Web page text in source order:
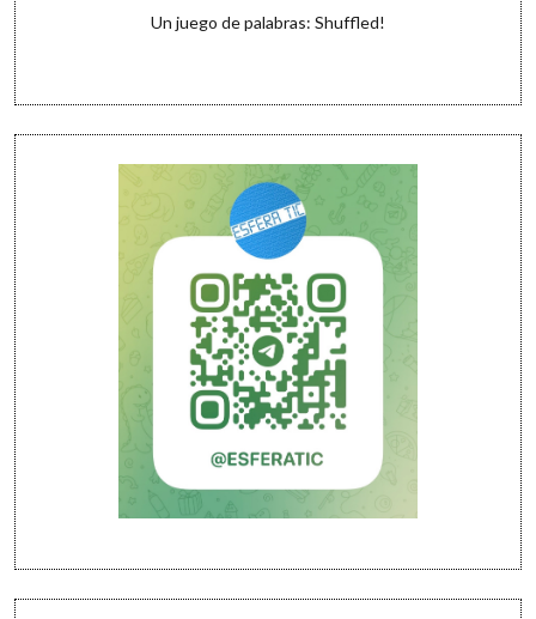
Un juego de palabras: Shuffled!